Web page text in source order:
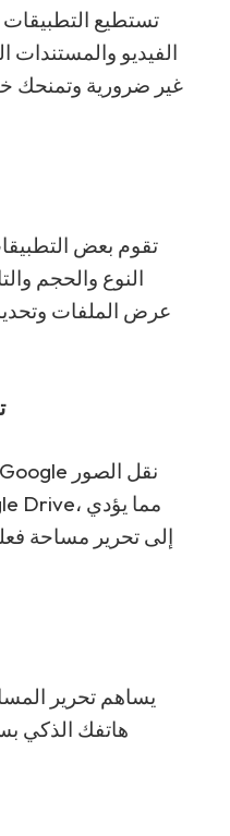
تستطيع
الفيديو
غير ضرورية وتمنحك
تقوم بعض
النوع والحجم
عرض الملفات
إلى تحرير مساحة
يساهم تحرير
هاتفك الذكي